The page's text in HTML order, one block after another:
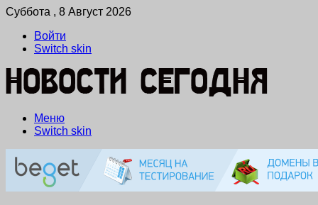
Суббота , 8 Август 2026
Войти
Switch skin
Меню
Switch skin